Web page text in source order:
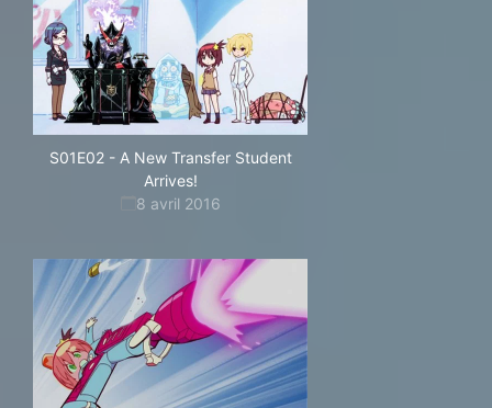
S01E02- A New Transfer Student
Arrives!
8 avril 2016